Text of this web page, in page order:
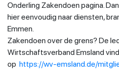
Onderling Zakendoen pagina.
hier eenvoudig naar diensten,
Emmen.
Zakendoen over de grens? De
Wirtschaftsverband Emsland
op https://wv-emsland.de/